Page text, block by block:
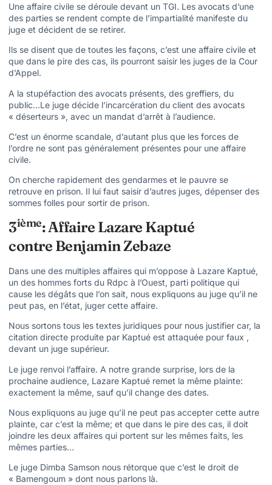
Une affaire civile se déroule devant un TGI. Les avocats d’une
des parties se rendent compte de l’impartialité manifeste du
juge et décident de se retirer.
Ils se disent que de toutes les façons, c’est une affaire civile et
que dans le pire des cas, ils pourront saisir les juges de la Cour
d’Appel.
A la stupéfaction des avocats présents, des greffiers, du
public…Le juge décide l’incarcération du client des avocats
« déserteurs », avec un mandat d’arrêt à l’audience.
C’est un énorme scandale, d’autant plus que les forces de
l’ordre ne sont pas généralement présentes pour une affaire
civile.
On cherche rapidement des gendarmes et le pauvre se
retrouve en prison. Il lui faut saisir d’autres juges, dépenser des
sommes folles pour sortir de prison.
3ième: Affaire Lazare Kaptué
contre Benjamin Zebaze
Dans une des multiples affaires qui m’oppose à Lazare Kaptué,
un des hommes forts du Rdpc à l’Ouest, parti politique qui
cause les dégâts que l’on sait, nous expliquons au juge qu’il ne
peut pas, en l’état, juger cette affaire.
Nous sortons tous les textes juridiques pour nous justifier car, la
citation directe produite par Kaptué est attaquée pour faux ,
devant un juge supérieur.
Le juge renvoi l’affaire. A notre grande surprise, lors de la
prochaine audience, Lazare Kaptué remet la même plainte:
exactement la même, sauf qu’il change des dates.
Nous expliquons au juge qu’il ne peut pas accepter cette autre
plainte, car c’est la même; et que dans le pire des cas, il doit
joindre les deux affaires qui portent sur les mêmes faits, les
mêmes parties…
Le juge Dimba Samson nous rétorque que c’est le droit de
« Bamengoum » dont nous parlons là.